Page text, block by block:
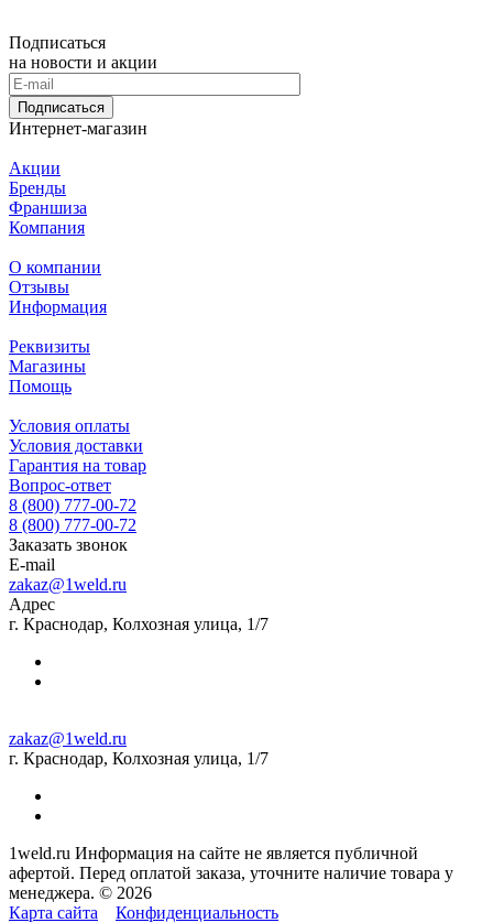
Подписаться
на новости и акции
Подписаться
Интернет-магазин
Акции
Бренды
Франшиза
Компания
О компании
Отзывы
Информация
Реквизиты
Магазины
Помощь
Условия оплаты
Условия доставки
Гарантия на товар
Вопрос-ответ
8 (800) 777-00-72
8 (800) 777-00-72
Заказать звонок
E-mail
zakaz@1weld.ru
Адрес
г. Краснодар, Колхозная улица, 1/7
zakaz@1weld.ru
г. Краснодар, Колхозная улица, 1/7
1weld.ru Информация на сайте не является публичной
афертой. Перед оплатой заказа, уточните наличие товара у
менеджера. © 2026
Карта сайта
Конфиденциальность